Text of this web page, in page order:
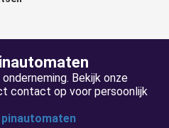
Bekijk onze
contact op voor persoonlijk
pinautomaten